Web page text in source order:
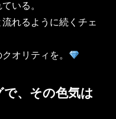
いる。
れるように続くチェ
オリティを。
、その色気は